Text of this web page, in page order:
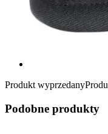
Produkt wyprzedany
Podobne produkty